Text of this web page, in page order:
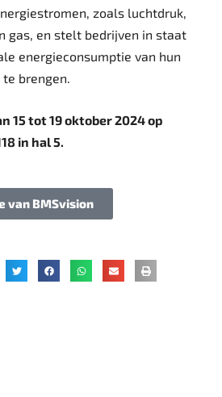
zoals luchtdruk,
gas, en stelt bedrijven in staat
energieconsumptie van hun
brengen.
15 tot 19 oktober 2024 op
in hal 5.
van BMSvision